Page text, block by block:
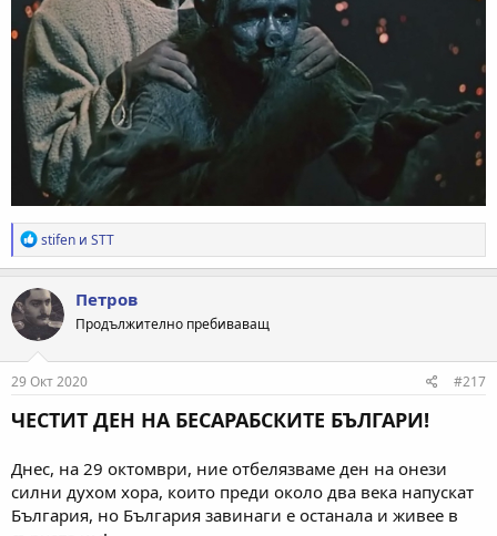
Р
е
а
к
ц
и
и
:
stifen и STT
Петров
Продължително пребиваващ
29 Окт 2020 #217
ЧЕСТИТ ДЕН НА БЕСАРАБСКИТЕ БЪЛГАРИ!
Днес, на 29 октомври, ние отбелязваме ден на онези
силни духом хора, които преди около два века напускат
България, но България завинаги е останала и живее в